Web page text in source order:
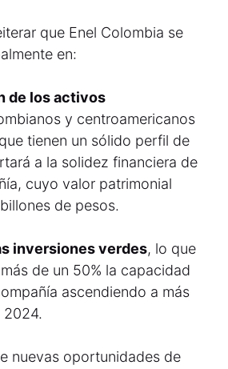
que Enel Colombia se
en:
de los activos
y centroamericanos
tienen un sólido perfil de
a la solidez financiera de
cuyo valor patrimonial
de pesos.
inversiones verdes, lo que
de un 50% la capacidad
ascendiendo a más
2024.
nuevas oportunidades de